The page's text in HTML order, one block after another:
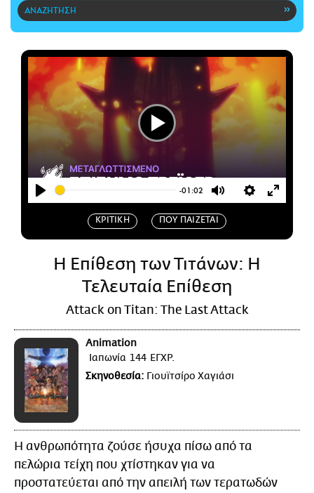
CITY GUIDE
ΑΜΠΑ
PRINT
Play
-01:02
Mute Settings
Enter
Play
ΚΡΙΤΙΚΗ ΠΟΥ ΠΑΙΖΕΤΑΙ
Η Επίθεση των Τιτάνων: Η
Τελευταία Επίθεση
Αttack on Titan: The Last Attack
Animation
Ιαπωνία 144 ΕΓΧΡ.
Σκηνοθεσία: Γιουϊτσίρο Χαγιάσι
Η ανθρωπότητα ζούσε ήσυχα πίσω από τα
πελώρια τείχη που χτίστηκαν για να
προστατεύεται από την απειλή των τερατωδών